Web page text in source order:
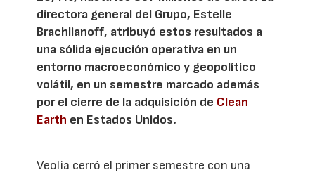
directora general del Grupo, Estelle
Brachlianoff, atribuyó estos resultados a
una sólida ejecución operativa en un
entorno macroeconómico y geopolítico
volátil, en un semestre marcado además
por el cierre de la adquisición de Clean
Earth en Estados Unidos.
Veolia cerró el primer semestre con una